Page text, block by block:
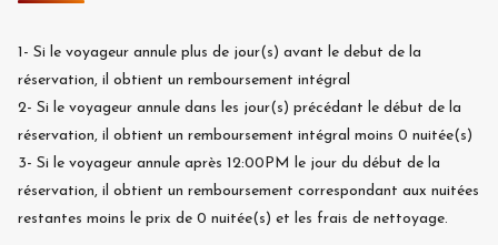
1- Si le voyageur annule plus de jour(s) avant le debut de la
réservation, il obtient un remboursement intégral
2- Si le voyageur annule dans les jour(s) précédant le début de la
réservation, il obtient un remboursement intégral moins 0 nuitée(s)
3- Si le voyageur annule après 12:00PM le jour du début de la
réservation, il obtient un remboursement correspondant aux nuitées
restantes moins le prix de 0 nuitée(s) et les frais de nettoyage.